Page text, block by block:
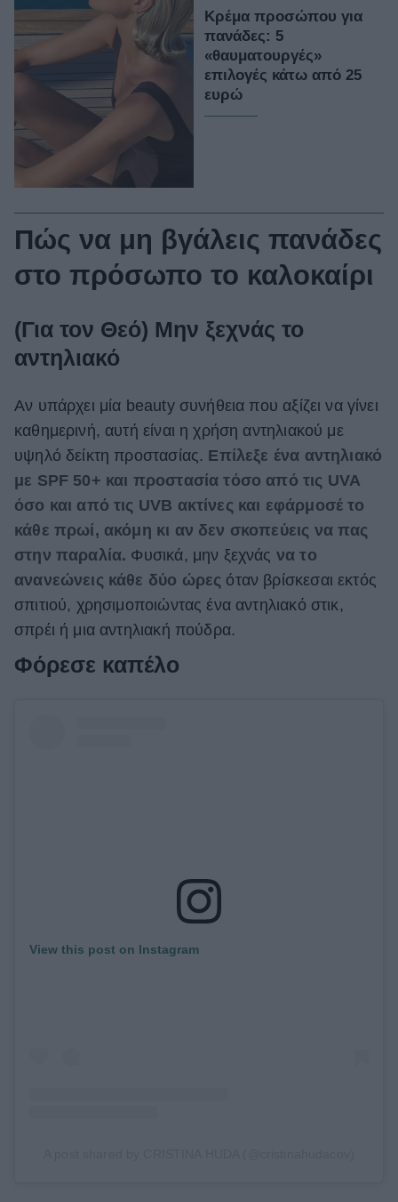
Κρέμα προσώπου για
πανάδες: 5
«θαυματουργές»
επιλογές κάτω από 25
ευρώ
Πώς να μη βγάλεις πανάδες
στο πρόσωπο το καλοκαίρι
(Για τον Θεό) Μην ξεχνάς το
αντηλιακό
Αν υπάρχει μία beauty συνήθεια που αξίζει να γίνει
καθημερινή, αυτή είναι η χρήση αντηλιακού με
υψηλό δείκτη προστασίας. Επίλεξε ένα αντηλιακό
με SPF 50+ και προστασία τόσο από τις UVA
όσο και από τις UVB ακτίνες και εφάρμοσέ το
κάθε πρωί, ακόμη κι αν δεν σκοπεύεις να πας
στην παραλία. Φυσικά, μην ξεχνάς να το
ανανεώνεις κάθε δύο ώρες όταν βρίσκεσαι εκτός
σπιτιού, χρησιμοποιώντας ένα αντηλιακό στικ,
σπρέι ή μια αντηλιακή πούδρα.
Φόρεσε καπέλο
View this post on Instagram